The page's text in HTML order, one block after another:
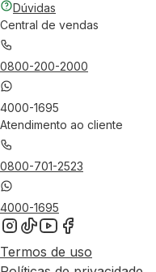
Dúvidas
Central de vendas
0800-200-2000
4000-1695
Atendimento ao cliente
0800-701-2523
4000-1695
Termos de uso